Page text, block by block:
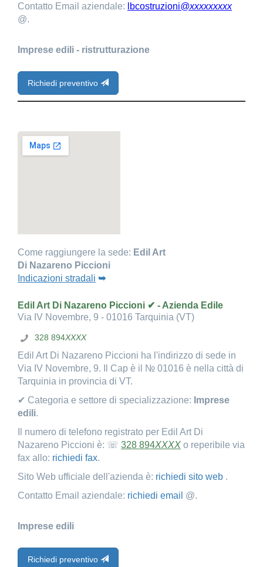
Contatto Email aziendale:
lbcostruzioni@xxxxxxxxx
@.
Imprese edili - ristrutturazione
Richiedi preventivo
Come raggiungere la sede: Edil Art
Di Nazareno Piccioni
Indicazioni stradali ➥
Edil Art Di Nazareno Piccioni ✔ - Azienda Edile
Via IV Novembre, 9 - 01016 Tarquinia (VT)
328 894XXXX
Edil Art Di Nazareno Piccioni ha l'indirizzo di sede in
Via IV Novembre, 9. Il Cap è il № 01016 è nella città di
Tarquinia in provincia di VT.
✔ Categoria e settore di specializzazione: Imprese
edili.
Il numero di telefono registrato per Edil Art Di
Nazareno Piccioni è: ☏ 328 894XXXX o reperibile via
fax allo: richiedi fax.
Sito Web ufficiale dell'azienda è: richiedi sito web .
Contatto Email aziendale: richiedi email @.
Imprese edili
Richiedi preventivo